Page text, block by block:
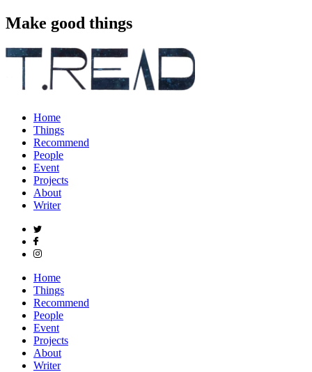
Make good things
Home
Things
Recommend
People
Event
Projects
About
Writer
Home
Things
Recommend
People
Event
Projects
About
Writer